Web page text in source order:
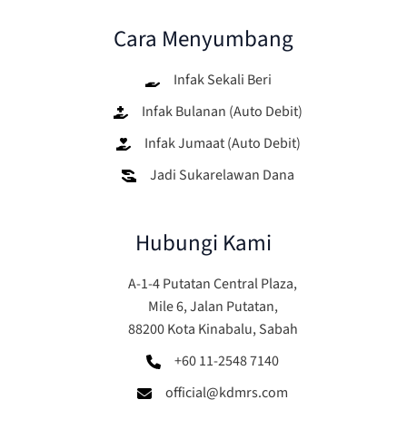
Cara Menyumbang
Infak Sekali Beri
Infak Bulanan (Auto Debit)
Infak Jumaat (Auto Debit)
Jadi Sukarelawan Dana
Hubungi Kami
A-1-4 Putatan Central Plaza,
Mile 6, Jalan Putatan,
88200 Kota Kinabalu, Sabah
+60 11-2548 7140
official@kdmrs.com